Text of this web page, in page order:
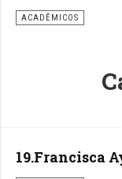
ACADÊMICOS
19.Francisca